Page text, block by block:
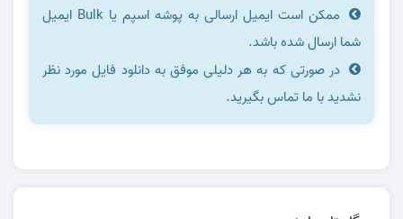
ممکن است ایمیل ارسالی به پوشه اسپم یا Bulk ایمیل
شما ارسال شده باشد.
در صورتی که به هر دلیلی موفق به دانلود فایل مورد نظر
نشدید با ما تماس بگیرید.